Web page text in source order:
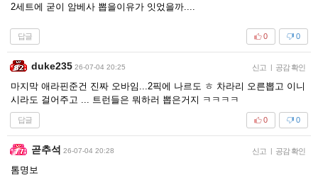
2세트에 굳이 암베사 뽑을이유가 잇었을까....
답글 0
0
duke235 26-07-04 20:25 신고 | 공감 확인
마지막 애라핀준건 진짜 오바임...2픽에 나르도 ㅎ 차라리 오른뽑고 이니
시라도 걸어주고 ... 트런들은 뭐하러 뽑은거지 ㅋㅋㅋㅋ
답글 0
0
곧추석 26-07-04 20:28 신고 | 공감 확인
톰명보